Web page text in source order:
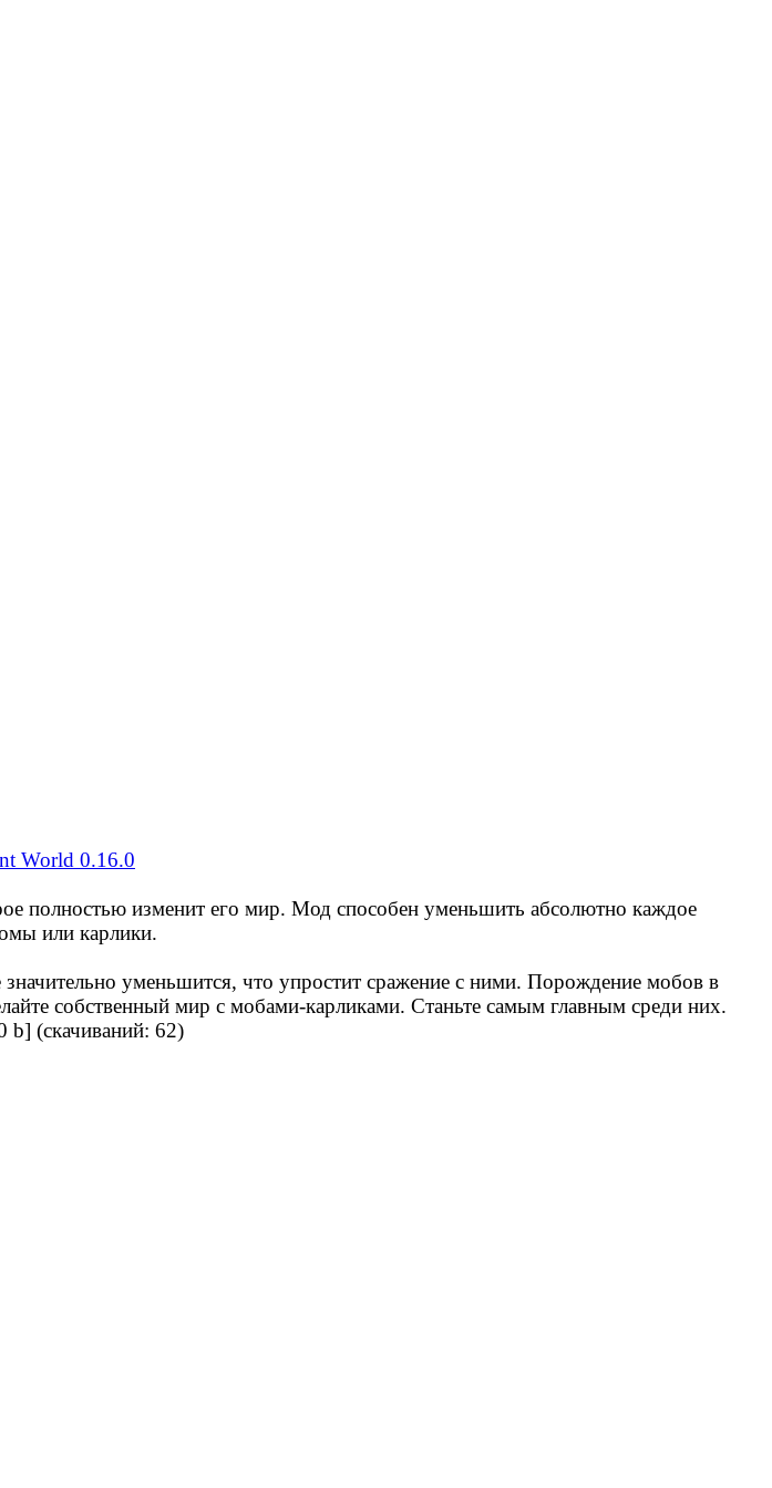
полностью изменит его мир. Мод способен уменьшить абсолютно каждое
или карлики.
уменьшится, что упростит сражение с ними. Порождение мобов в
собственный мир с мобами-карликами. Станьте самым главным среди них.
b] (cкачиваний: 62)